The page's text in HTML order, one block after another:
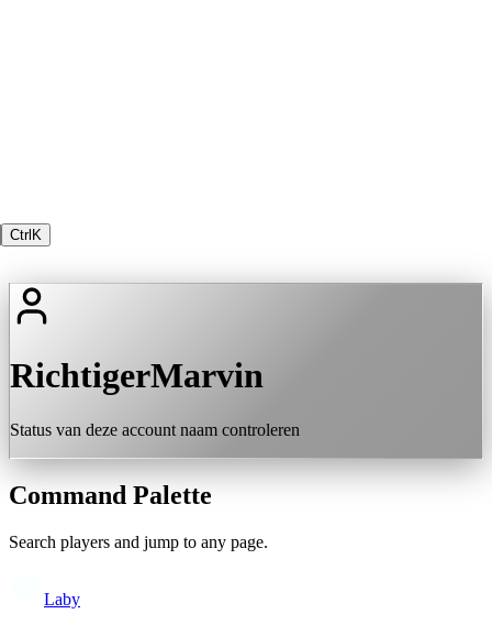
Ctrl K
RichtigerMarvin
Status van deze account naam controleren
Command Palette
Search players and jump to any page.
Laby